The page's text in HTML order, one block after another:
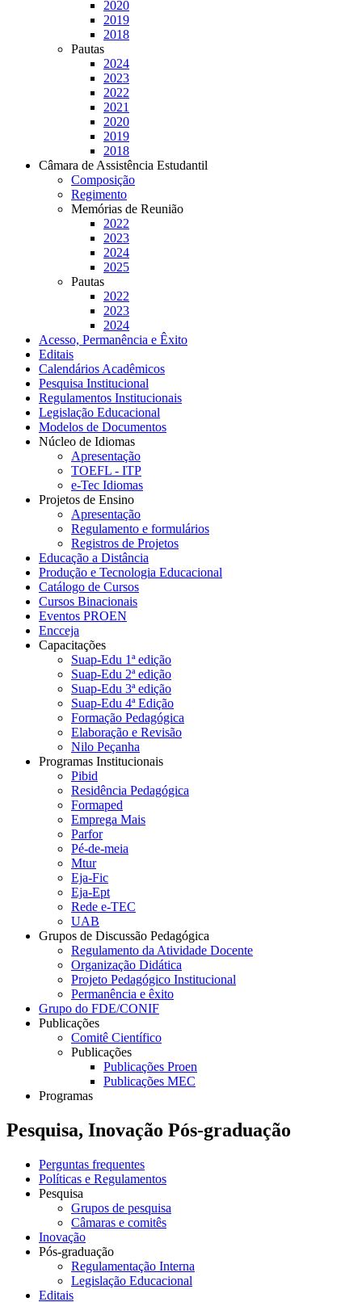
2020
2019
2018
Pautas
2024
2023
2022
2021
2020
2019
2018
Câmara de Assistência Estudantil
Composição
Regimento
Memórias de Reunião
2022
2023
2024
2025
Pautas
2022
2023
2024
Acesso, Permanência e Êxito
Editais
Calendários Acadêmicos
Pesquisa Institucional
Regulamentos Institucionais
Legislação Educacional
Modelos de Documentos
Núcleo de Idiomas
Apresentação
TOEFL - ITP
e-Tec Idiomas
Projetos de Ensino
Apresentação
Regulamento e formulários
Registros de Projetos
Educação a Distância
Produção e Tecnologia Educacional
Catálogo de Cursos
Cursos Binacionais
Eventos PROEN
Encceja
Capacitações
Suap-Edu 1ª edição
Suap-Edu 2ª edição
Suap-Edu 3ª edição
Suap-Edu 4ª Edição
Formação Pedagógica
Elaboração e Revisão
Nilo Peçanha
Programas Institucionais
Pibid
Residência Pedagógica
Formaped
Emprega Mais
Parfor
Pé-de-meia
Mtur
Eja-Fic
Eja-Ept
Rede e-TEC
UAB
Grupos de Discussão Pedagógica
Regulamento da Atividade Docente
Organização Didática
Projeto Pedagógico Institucional
Permanência e êxito
Grupo do FDE/CONIF
Publicações
Comitê Científico
Publicações
Publicações Proen
Publicações MEC
Programas
Pesquisa, Inovação Pós-graduação
Perguntas frequentes
Políticas e Regulamentos
Pesquisa
Grupos de pesquisa
Câmaras e comitês
Inovação
Pós-graduação
Regulamentação Interna
Legislação Educacional
Editais